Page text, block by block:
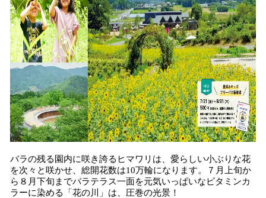
バラの残る園内に咲き誇るヒマワリは、愛らしい小ぶりな花
を次々と咲かせ、総開花数は10万輪になります。７月上旬か
ら８月下旬までバラテラス一面を元気いっぱいなビタミンカ
ラーに染める「花の川」は、圧巻の光景！